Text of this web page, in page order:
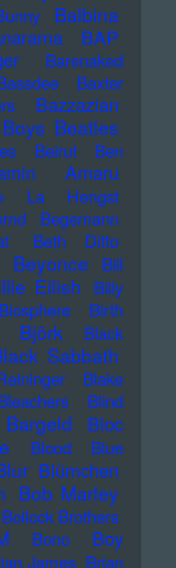
Balbina
BAP
Barenaked
Baxter
Bazzazian
Beatles
Beirut
Ben
Amaru
La Hengst
Begemann
Beth Ditto
Beyonce
Bill
Eilish
Billy
Biosphere
Birth
Björk
Black
Sabbath
Blake
Blind
Bloc
Blood
Blue
Blümchen
Bob Marley
Bollock Brothers
Bono
Boy
James Brian